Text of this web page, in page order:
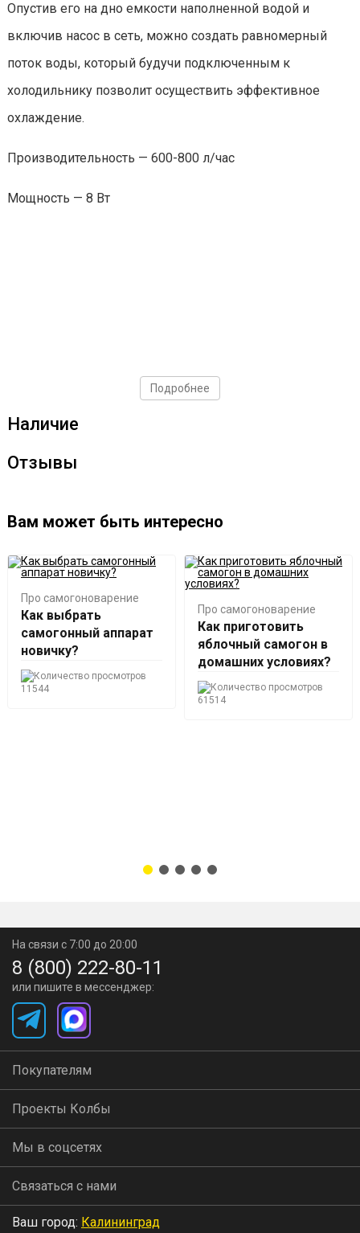
Опустив его на дно емкости наполненной водой и
включив насос в сеть, можно создать равномерный
поток воды, который будучи подключенным к
холодильнику позволит осуществить эффективное
охлаждение.
Производительность — 600-800 л/час
Мощность — 8 Вт
Подробнее
Наличие
Отзывы
Вам может быть интересно
Про самогоноварение
Как выбрать
самогонный аппарат
новичку?
11544
Про самогоноварение
Как приготовить
яблочный самогон в
домашних условиях?
61514
На связи с 7:00 до 20:00
8 (800) 222-80-11
или пишите в мессенджер:
Покупателям
Проекты Колбы
Мы в соцсетях
Связаться с нами
Ваш город: Калининград